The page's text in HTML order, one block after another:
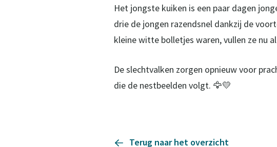
Het jongste kuiken is een paar dagen
drie de jongen razendsnel dankzij de
kleine witte bolletjes waren, vullen ze nu
De slechtvalken zorgen opnieuw voor
die de nestbeelden volgt. 🦅💛
Terug naar het overzicht